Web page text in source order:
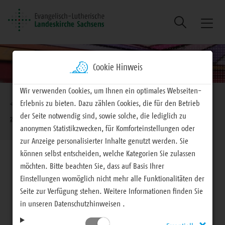
Suche
Brotkrumennavigation
EVLKS - engagiert Materialien
Alle Materialien
zum Bestellen und Downloaden
Materialien
Cookie Hinweis
Wir verwenden Cookies, um Ihnen ein optimales Webseiten-
Erlebnis zu bieten. Dazu zählen Cookies, die für den Betrieb
der Seite notwendig sind, sowie solche, die lediglich zu
anonymen Statistikzwecken, für Komforteinstellungen oder
zur Anzeige personalisierter Inhalte genutzt werden. Sie
können selbst entscheiden, welche Kategorien Sie zulassen
möchten. Bitte beachten Sie, dass auf Basis Ihrer
Einstellungen womöglich nicht mehr alle Funktionalitäten der
Seite zur Verfügung stehen. Weitere Informationen finden Sie
in unseren Datenschutzhinweisen .